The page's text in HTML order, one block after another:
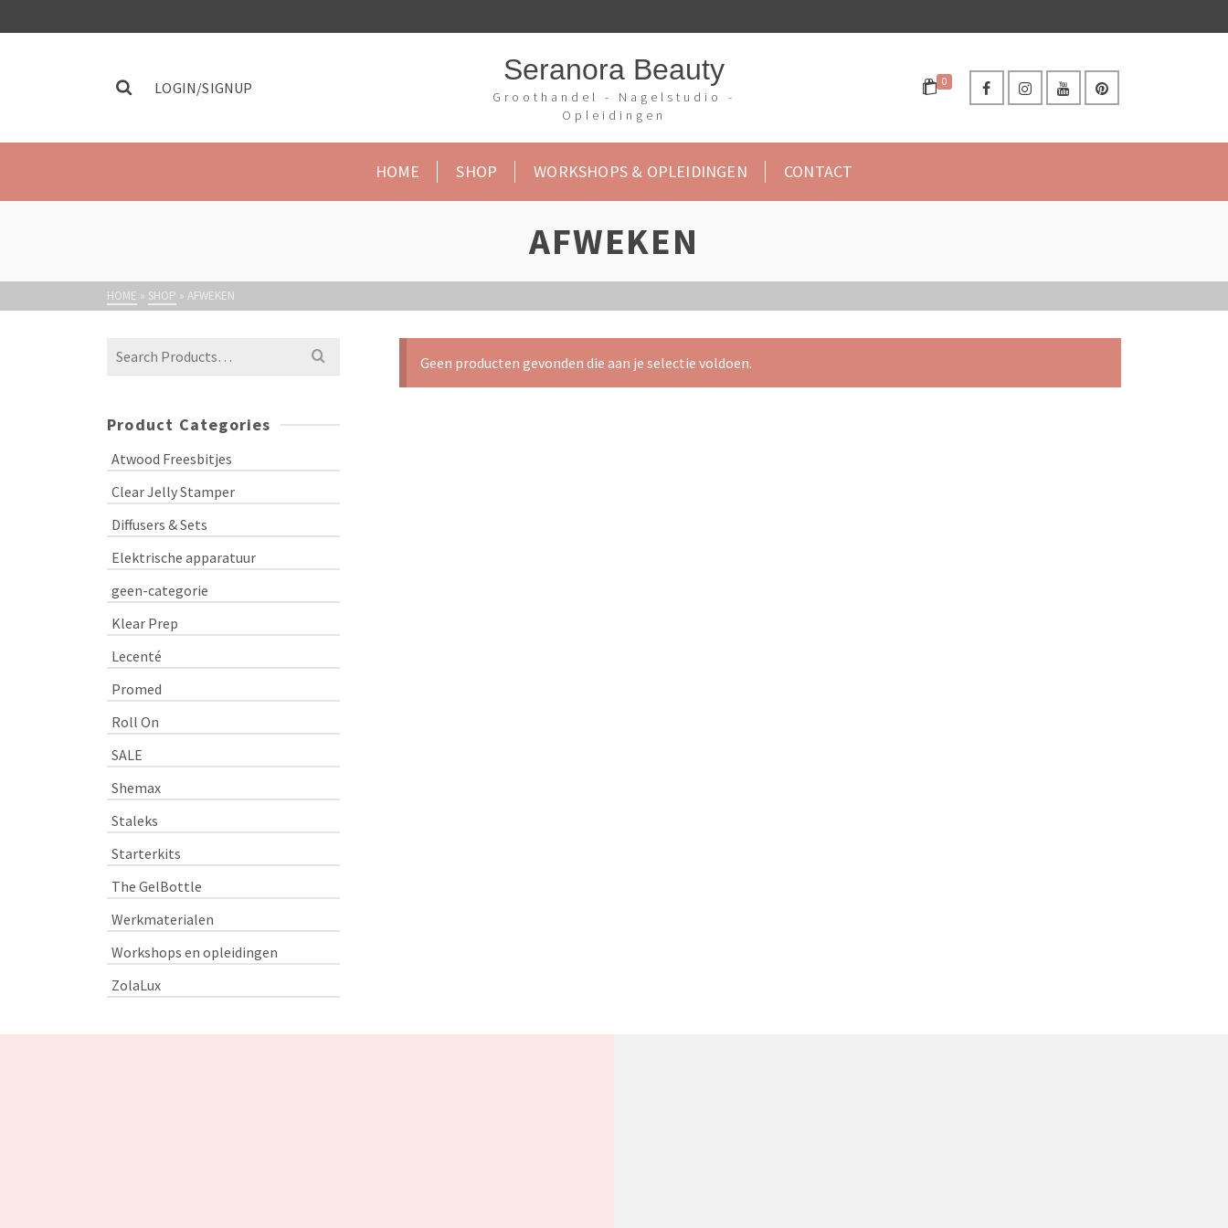
LOGIN/SIGNUP
Seranora Beauty
Groothandel - Nagelstudio -
Opleidingen
0
HOME SHOP WORKSHOPS & OPLEIDINGEN CONTACT
AFWEKEN
HOME » SHOP » AFWEKEN
Geen producten gevonden die aan je selectie voldoen.
Product Categories
Atwood Freesbitjes
Clear Jelly Stamper
Diffusers & Sets
Elektrische apparatuur
geen-categorie
Klear Prep
Lecenté
Promed
Roll On
SALE
Shemax
Staleks
Starterkits
The GelBottle
Werkmaterialen
Workshops en opleidingen
ZolaLux